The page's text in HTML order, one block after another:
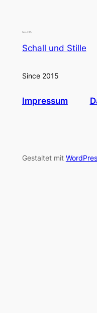
Schall und Stille
Since 2015
Impressum
Gestaltet mit